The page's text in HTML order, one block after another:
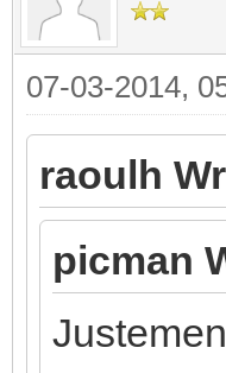
07-03-2014,
raoulh
picman